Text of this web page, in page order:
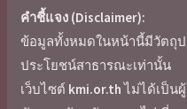
คำชี้แจง (Disclaimer):
ข้อมูลทั้งหมดในหน้านี้มีวัตถุป
ประโยชน์สาธารณะเท่านั้น
เว็บไซต์ kmi.or.thไม่ได้เป็น